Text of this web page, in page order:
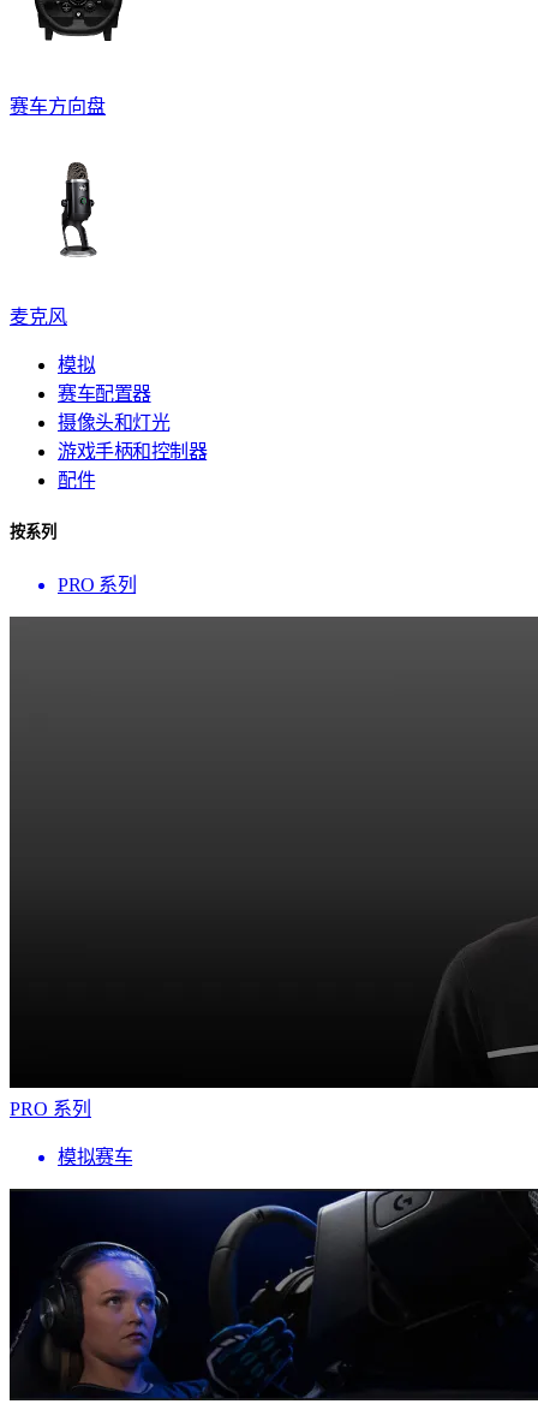
赛车方向盘
麦克风
模拟
赛车配置器
摄像头和灯光
游戏手柄和控制器
配件
按系列
PRO 系列
PRO 系列
模拟赛车